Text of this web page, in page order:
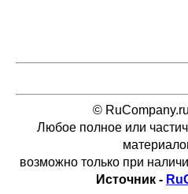
©
Любое полное или
возможно только при
Источник -